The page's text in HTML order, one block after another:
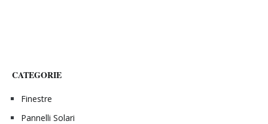
CATEGORIE
Finestre
Pannelli Solari